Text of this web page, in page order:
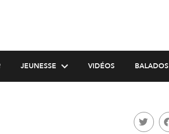
JEUNESSE VIDÉOS BALADOS